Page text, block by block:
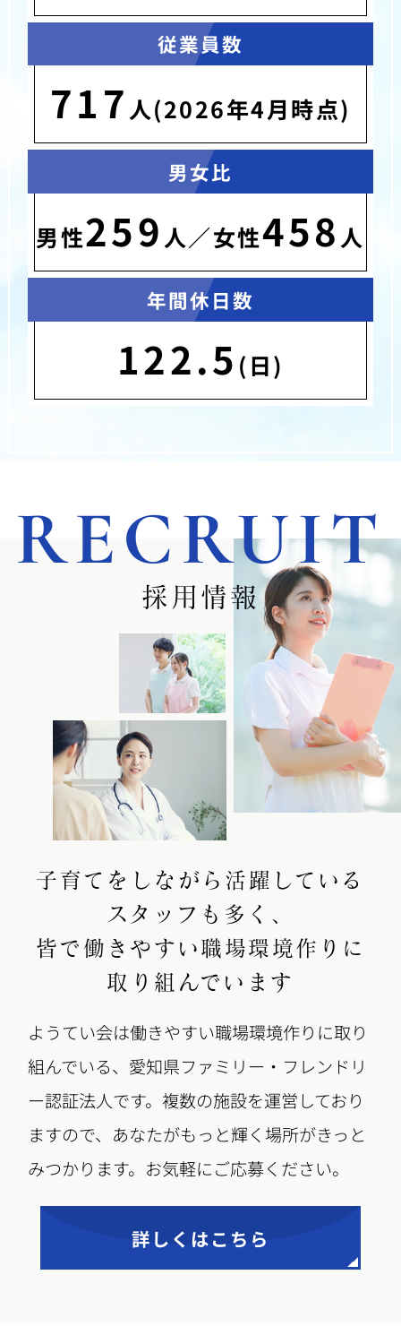
従業員数
717人(2026年4月時点)
男女比
男性259人／女性458人
年間休日数
122.5 (日)
RECRUIT
採用情報
子育てをしながら活躍している
スタッフも多く、
皆で働きやすい職場環境作りに
取り組んでいます
ようてい会は働きやすい職場環境作りに取り
組んでいる、愛知県ファミリー・フレンドリ
ー認証法人です。複数の施設を運営しており
ますので、あなたがもっと輝く場所がきっと
みつかります。お気軽にご応募ください。
詳しくはこちら